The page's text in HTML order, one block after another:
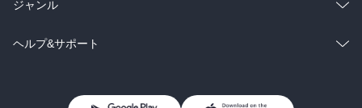
BL・TL
ラノベ
雑誌・グラビア
総合
ラノベ
ジャンル
コミック
ヘルプ&サポート